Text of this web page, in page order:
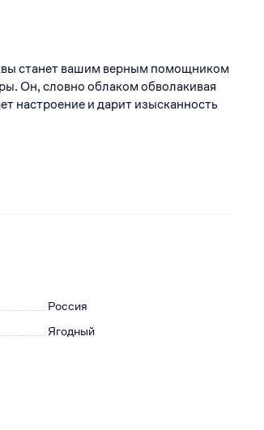
станет вашим верным помощником
Он, словно облаком обволакивая
настроение и дарит изысканность
Россия
Ягодный